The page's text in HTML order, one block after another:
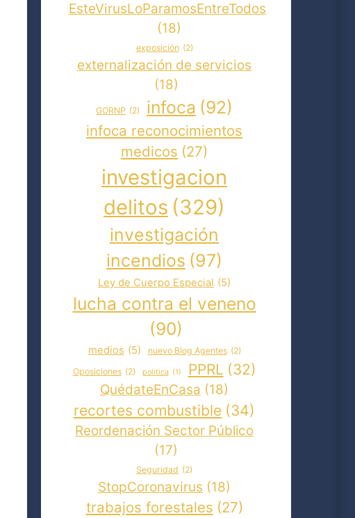
EsteVirusLoParamosEntreTodos
(18)
exposición (2)
externalización de servicios
(18)
GORNP (2) infoca (92)
infoca reconocimientos
medicos (27)
investigacion
delitos (329)
investigación
incendios (97)
Ley de Cuerpo Especial (5)
lucha contra el veneno
(90)
medios (5) nuevo Blog Agentes (2)
Oposiciones (2) politica (1) PPRL (32)
QuédateEnCasa (18)
recortes combustible (34)
Reordenación Sector Público
(17)
Seguridad (2)
StopCoronavirus (18)
trabajos forestales (27)